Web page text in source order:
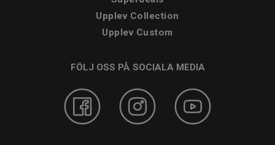
Upplev Collection
Upplev Custom
FÖLJ OSS PÅ SOCIALA MEDIA